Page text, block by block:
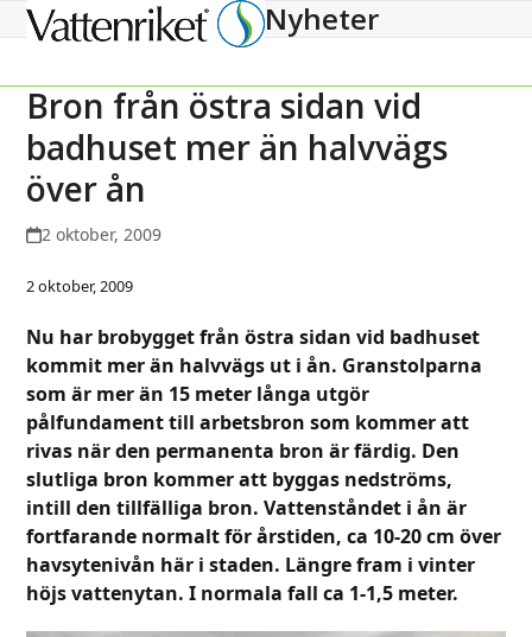
Open
menu
Close
menu
Nyheter
Bron från östra sidan vid
badhuset mer än halvvägs
över ån
2 oktober, 2009
2 oktober, 2009
Nu har brobygget från östra sidan vid badhuset
kommit mer än halvvägs ut i ån. Granstolparna
som är mer än 15 meter långa utgör
pålfundament till arbetsbron som kommer att
rivas när den permanenta bron är färdig. Den
slutliga bron kommer att byggas nedströms,
intill den tillfälliga bron. Vattenståndet i ån är
fortfarande normalt för årstiden, ca 10-20 cm över
havsytenivån här i staden. Längre fram i vinter
höjs vattenytan. I normala fall ca 1-1,5 meter.